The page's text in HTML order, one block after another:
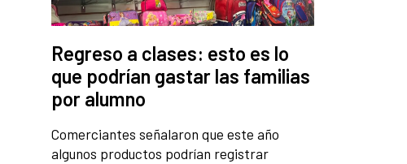
Regreso a clases: esto es lo
que podrían gastar las familias
por alumno
Comerciantes señalaron que este año
algunos productos podrían registrar